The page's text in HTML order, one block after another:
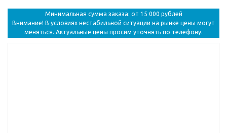
Минимальная сумма заказа: от 15 000 рублей
Внимание! В условиях нестабильной ситуации на рынке цены могут
меняться. Актуальные цены просим уточнять по телефону.